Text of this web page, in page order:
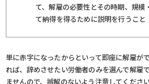
て、解雇の必要性とその時期、規模
て納得を得るために説明を行うこと
単に赤字になったからといって即座に解雇が
れば、辞めさせたい労働者のみを選んで解雇
ませんので、誤解のないよう注意してください